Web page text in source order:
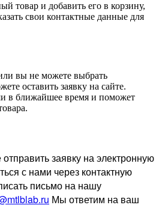
товар и добавить его в корзину,
свои контактные данные для
вы не можете выбрать
оставить заявку на сайте.
в ближайшее время и поможет
заявку на электронную
с нами через контактную
письмо на нашу
Мы ответим на ваш